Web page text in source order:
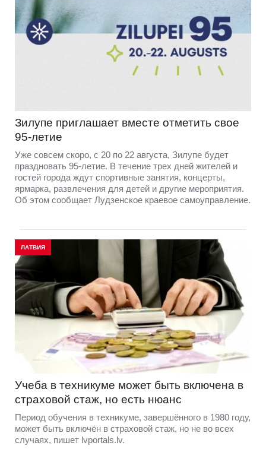
Зилупе приглашает вместе отметить свое
95-летие
Уже совсем скоро, с 20 по 22 августа, Зилупе будет
праздновать 95-летие. В течение трех дней жителей и
гостей города ждут спортивные занятия, концерты,
ярмарка, развлечения для детей и другие мероприятия.
Об этом сообщает Лудзенское краевое самоуправление.
ЛАТВИЯ
Учеба в техникуме может быть включена в
страховой стаж, но есть нюанс
Период обучения в техникуме, завершённого в 1980 году,
может быть включён в страховой стаж, но не во всех
случаях, пишет lvportals.lv.